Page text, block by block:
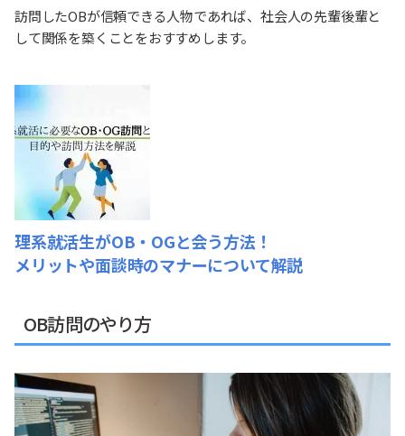
訪問したOBが信頼できる人物であれば、社会人の先輩後輩と
して関係を築くことをおすすめします。
理系就活生がOB・OGと会う方法！
メリットや面談時のマナーについて解説
OB訪問のやり方